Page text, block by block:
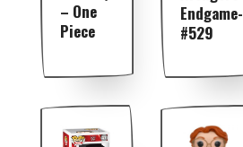
– One
Piece
Endgame-
#529